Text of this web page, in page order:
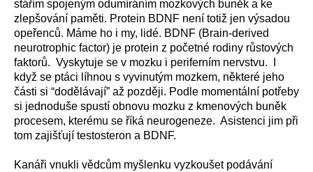
stářím spojeným odumíráním mozkových buněk a ke
zlepšování paměti. Protein BDNF není totiž jen výsadou
opeřenců. Máme ho i my, lidé. BDNF (Brain-derived
neurotrophic factor) je protein z početné rodiny růstových
faktorů. Vyskytuje se v mozku i periferním nervstvu. I
když se ptáci líhnou s vyvinutým mozkem, některé jeho
části si “dodělávají” až později. Podle momentální potřeby
si jednoduše spustí obnovu mozku z kmenových buněk
procesem, kterému se říká neurogeneze. Asistenci jim při
tom zajišťují testosteron a BDNF.
Kanáři vnukli vědcům myšlenku vyzkoušet podávání